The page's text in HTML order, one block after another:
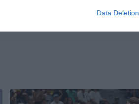
Data Deletion